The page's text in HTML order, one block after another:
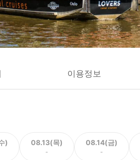
이용정보
) 08.13(목)
-
08.14(금)
-